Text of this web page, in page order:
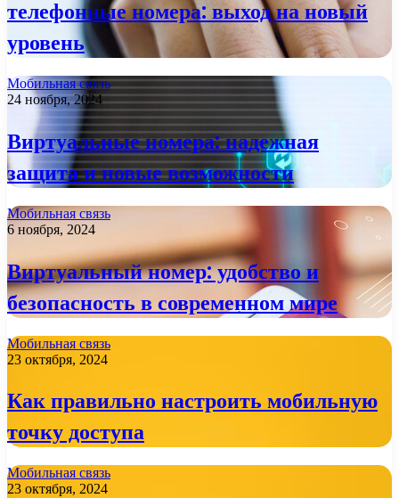
телефонные номера: выход на новый
уровень
Мобильная связь
24 ноября, 2024
Виртуальные номера: надежная
защита и новые возможности
Мобильная связь
6 ноября, 2024
Виртуальный номер: удобство и
безопасность в современном мире
Мобильная связь
23 октября, 2024
Как правильно настроить мобильную
точку доступа
Мобильная связь
23 октября, 2024